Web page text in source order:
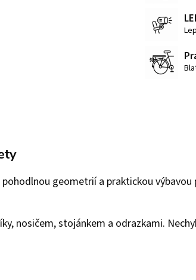
geometrií a praktickou
nosičem, stojánkem a odrazkami.